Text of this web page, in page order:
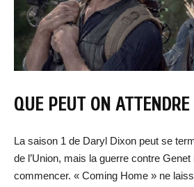
QUE PEUT ON
La saison 1 de Daryl Dixon peut se
de l’Union, mais la guerre contre Genet
commencer. « Coming Home » ne